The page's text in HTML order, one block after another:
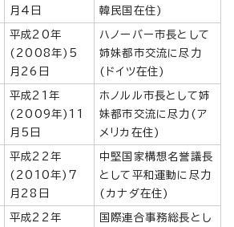
月4日
韓民国在住)
平成20年
(2008年)5
月26日
ハノーバー市長として
姉妹都市交流に尽力
(ドイツ在住)
平成21年
(2009年)11
月5日
ホノルル市長として姉
妹都市交流に尽力(ア
メリカ在住)
平成22年
(2010年)7
月28日
中堅国家構想名誉議長
として平和運動に尽力
(カナダ在住)
平成22年
国際連合事務総長とし